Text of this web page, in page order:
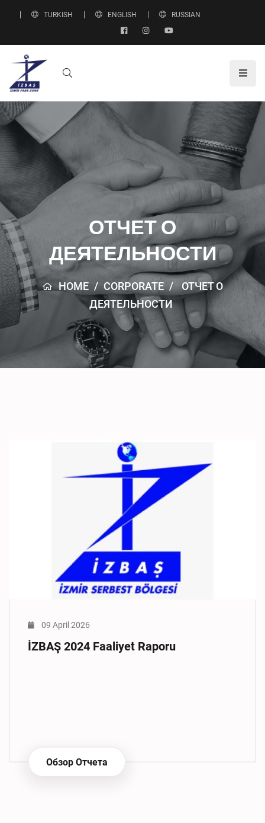
TURKISH ENGLISH RUSSIAN
ОТЧЕТ О
ДЕЯТЕЛЬНОСТИ
HOME / CORPORATE /
ОТЧЕТ О
ДЕЯТЕЛЬНОСТИ
09 April 2026
İZBAŞ 2024 Faaliyet Raporu
Обзор Отчета